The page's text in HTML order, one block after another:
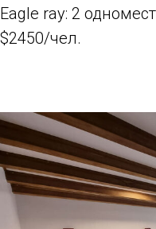
Eagle ray: 2
$2450/чел.